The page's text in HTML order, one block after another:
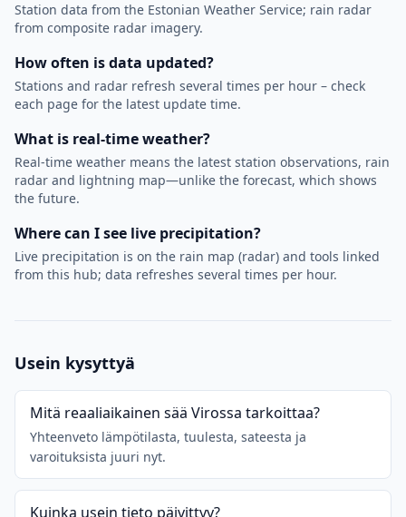
Station data from the Estonian Weather Service; rain radar
from composite radar imagery.
How often is data updated?
Stations and radar refresh several times per hour – check
each page for the latest update time.
What is real-time weather?
Real-time weather means the latest station observations, rain
radar and lightning map—unlike the forecast, which shows
the future.
Where can I see live precipitation?
Live precipitation is on the rain map (radar) and tools linked
from this hub; data refreshes several times per hour.
Usein kysyttyä
Mitä reaaliaikainen sää Virossa tarkoittaa?
Yhteenveto lämpötilasta, tuulesta, sateesta ja
varoituksista juuri nyt.
Kuinka usein tieto päivittyy?